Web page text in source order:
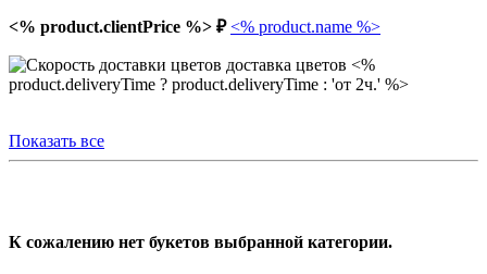
<% product.clientPrice %> ₽ <% product.name %>
доставка цветов <%
product.deliveryTime ? product.deliveryTime : 'от 2ч.' %>
Показать все
К сожалению нет букетов выбранной категории.